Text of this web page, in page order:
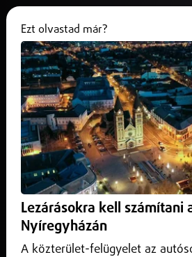
Határkáosz
2025. április 06.Közlekedés infó
A vírus miatti határzárak okoznak
határátkelőt lezártak.
Ezt olvastad már?
Lezárásokra kell számítani
Nyíregyházán
A közterület-felügyelet az